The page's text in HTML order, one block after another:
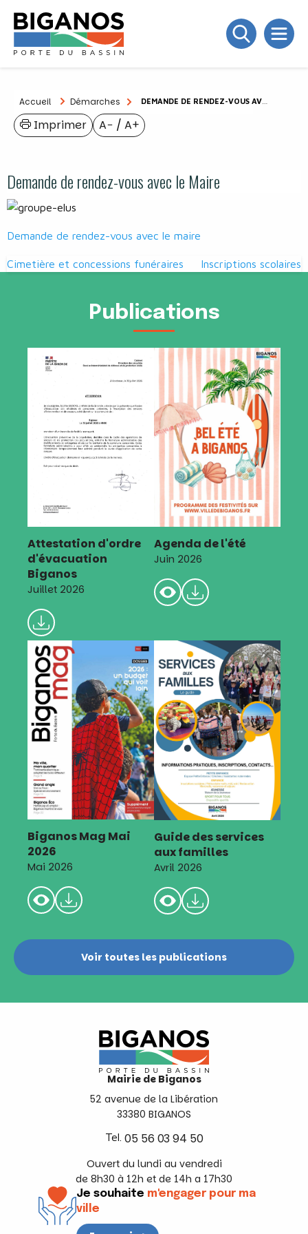
Accueil Démarches DEMANDE DE RENDEZ-VOUS AVEC LE MAIRE
A− / A+
Imprimer
Demande de rendez-vous avec le Maire
Demande de rendez-vous avec le maire
Navigation
Cimetière et concessions funéraires Inscriptions scolaires
Publications
Attestation d'ordre
d'évacuation
Biganos
Juillet 2026
Agenda de l'été
Juin 2026
Biganos Mag Mai
2026
Mai 2026
Guide des services
aux familles
Avril 2026
Voir toutes les publications
Mairie de Biganos
52 avenue de la Libération
33380 BIGANOS
Tel. 05 56 03 94 50
Ouvert du lundi au vendredi
de 8h30 à 12h et de 14h a 17h30
Je souhaite m'engager pour ma
ville